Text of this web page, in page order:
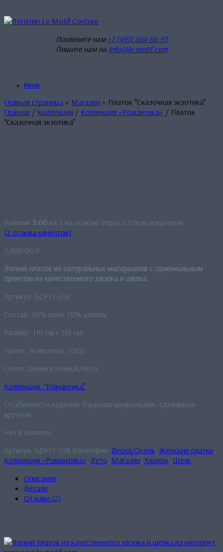
к
Позвоните нам +7 (495) 664-66-93
Пишите нам на info@le-motif.com
Меню
Главная страница » Магазин » Платок “Сказочная экзотика”
Главная / Коллекция / Коллекция «Романтика» / Платок
“Сказочная экзотика”
Рейтинг 5.00 из 5 на основе опроса 2 пользователей
(2 отзыва клиентов)
2,800.00 ₽
Легкий платок из натуральных материалов с оригинальным
принтом из качественного хлопка и шёлка
Артикул: GDF17-358
Состав: 30% шёлк 70% хлопок
Размер: 110 см x 110 см
Принт: Животные, Узор
Сезон: демисезонный/лето
Коллекция: “Романтика”
Особенности изделия: бахрома шнурочками, сделанная
вручную
Нет в наличии
Артикул: GDF17-358 Категорий: Весна/Осень Женские платки
Коллекция «Романтика» Лето Магазин Хлопок Шёлк
Описание
Детали
Отзывы (2)